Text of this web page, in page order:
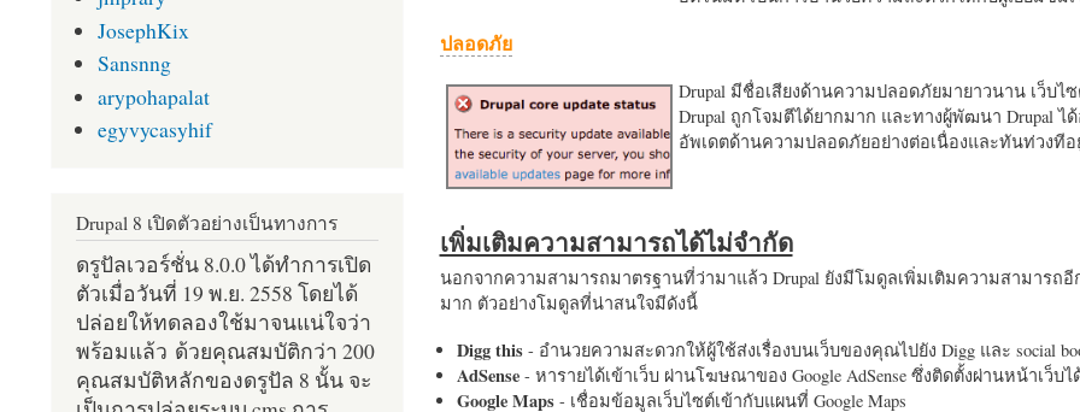
ปลอดภัย
Drupal มีชื่อเสียงด้านความปลอดภัยมายาวนาน เว็บไ
Drupal ถูกโจมตีได้ยากมาก และทางผู้พัฒนา Drupal ไ
อัพเดตด้านความปลอดภัยอย่างต่อเนื่องและทันท่วงทีอ
เพิ่มเติมความสามารถได้ไม่จำกัด
นอกจากความสามารถมาตรฐานที่ว่ามาแล้ว Drupal ยังมีโมดูลเพิ่มเติมความสามารถอี
มาก ตัวอย่างโมดูลที่น่าสนใจมีดังนี้
Digg this- อำนวยความสะดวกให้ผู้ใช้ส่งเรื่องบนเว็บของคุณไปยัง Digg และ social
AdSense- หารายได้เข้าเว็บ ผ่านโฆษณาของ Google AdSense ซึ่งติดตั้งผ่านหน้าเว็บไ
Google Maps- เชื่อมข้อมูลเว็บไซต์เข้ากับแผนที่ Google Maps
JosephKix
Sansnng
arypohapalat
egyvycasyhif
Drupal 8 เปิดตัวอย่างเป็นทางการ
ดรูปัลเวอร์ชั่น 8.0.0 ได้ทำการเปิด
ตัวเมื่อวันที่ 19 พ.ย. 2558 โดยได้
ปล่อยให้ทดลองใช้มาจนแน่ใจว่า
พร้อมแล้ว ด้วยคุณสมบัติกว่า 200
คุณสมบัติหลักของดรูปัล 8 นั้น จะ